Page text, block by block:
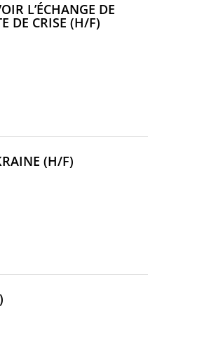
L’ÉCHANGE DE
DE CRISE (H/F)
(H/F)